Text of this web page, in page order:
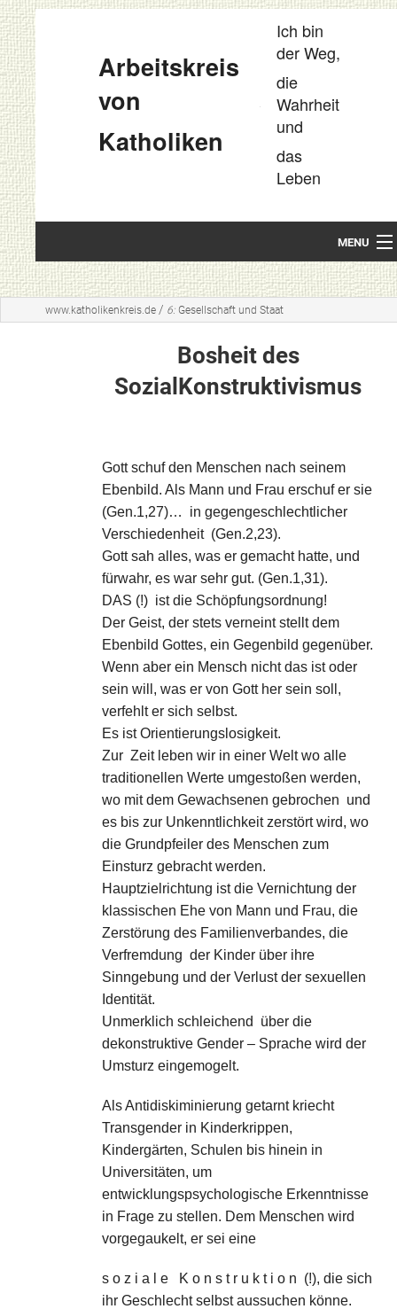
Arbeitskreis
von
Katholiken
Ich bin
der Weg,
die
Wahrheit
und
das
Leben
MENU
Startseite
Unsere Leitideen
Glaube und geistl. Leben
Gesellschaft und Staat
Impressum
www.katholikenkreis.de / 6: Gesellschaft und Staat
Bosheit des
SozialKonstruktivismus
Gott schuf den Menschen nach seinem
Ebenbild. Als Mann und Frau erschuf er sie
(Gen.1,27)… in gegengeschlechtlicher
Verschiedenheit (Gen.2,23).
Gott sah alles, was er gemacht hatte, und
fürwahr, es war sehr gut. (Gen.1,31).
DAS (!) ist die Schöpfungsordnung!
Der Geist, der stets verneint stellt dem
Ebenbild Gottes, ein Gegenbild gegenüber.
Wenn aber ein Mensch nicht das ist oder
sein will, was er von Gott her sein soll,
verfehlt er sich selbst.
Es ist Orientierungslosigkeit.
Zur Zeit leben wir in einer Welt wo alle
traditionellen Werte umgestoßen werden,
wo mit dem Gewachsenen gebrochen und
es bis zur Unkenntlichkeit zerstört wird, wo
die Grundpfeiler des Menschen zum
Einsturz gebracht werden.
Hauptzielrichtung ist die Vernichtung der
klassischen Ehe von Mann und Frau, die
Zerstörung des Familienverbandes, die
Verfremdung der Kinder über ihre
Sinngebung und der Verlust der sexuellen
Identität.
Unmerklich schleichend über die
dekonstruktive Gender – Sprache wird der
Umsturz eingemogelt.
Als Antidiskiminierung getarnt kriecht
Transgender in Kinderkrippen,
Kindergärten, Schulen bis hinein in
Universitäten, um
entwicklungspsychologische Erkenntnisse
in Frage zu stellen. Dem Menschen wird
vorgegaukelt, er sei eine
s o z i a l e K o n s t r u k t i o n (!), die sich
ihr Geschlecht selbst aussuchen könne.